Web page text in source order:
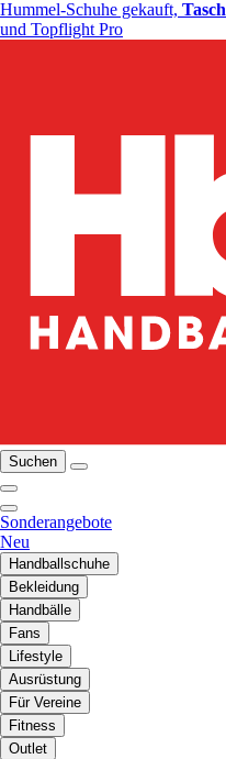
Hummel-Schuhe gekauft,
und Topflight Pro
Suchen
Sonderangebote
Neu
Handballschuhe
Bekleidung
Handbälle
Fans
Lifestyle
Ausrüstung
Für Vereine
Fitness
Outlet